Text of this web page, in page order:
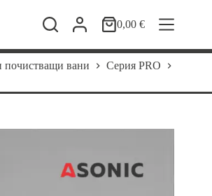
Shopping
0,00€
почистващи вани
Cерия PRO